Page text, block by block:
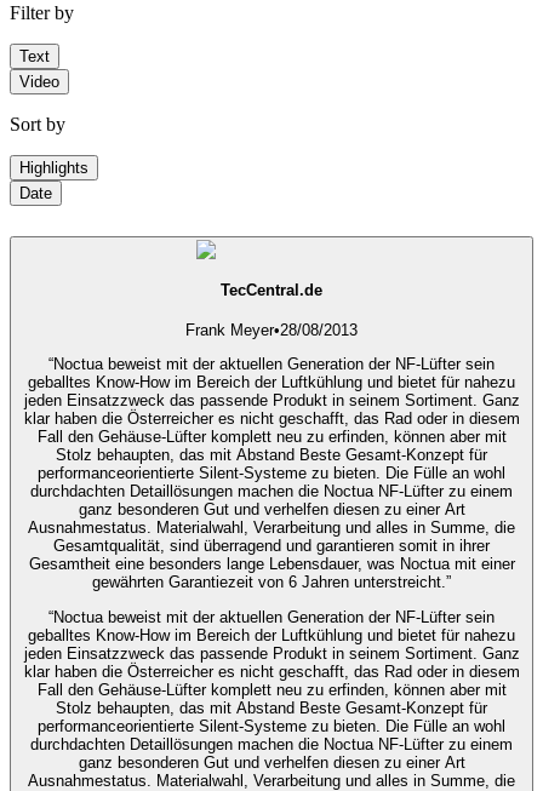
Filter by
Text
Video
Sort by
Highlights
Date
TecCentral.de
Frank Meyer•28/08/2013
“Noctua beweist mit der aktuellen Generation der NF-Lüfter sein
geballtes Know-How im Bereich der Luftkühlung und bietet für nahezu
jeden Einsatzzweck das passende Produkt in seinem Sortiment. Ganz
klar haben die Österreicher es nicht geschafft, das Rad oder in diesem
Fall den Gehäuse-Lüfter komplett neu zu erfinden, können aber mit
Stolz behaupten, das mit Abstand Beste Gesamt-Konzept für
performanceorientierte Silent-Systeme zu bieten. Die Fülle an wohl
durchdachten Detaillösungen machen die Noctua NF-Lüfter zu einem
ganz besonderen Gut und verhelfen diesen zu einer Art
Ausnahmestatus. Materialwahl, Verarbeitung und alles in Summe, die
Gesamtqualität, sind überragend und garantieren somit in ihrer
Gesamtheit eine besonders lange Lebensdauer, was Noctua mit einer
gewährten Garantiezeit von 6 Jahren unterstreicht.”
“Noctua beweist mit der aktuellen Generation der NF-Lüfter sein
geballtes Know-How im Bereich der Luftkühlung und bietet für nahezu
jeden Einsatzzweck das passende Produkt in seinem Sortiment. Ganz
klar haben die Österreicher es nicht geschafft, das Rad oder in diesem
Fall den Gehäuse-Lüfter komplett neu zu erfinden, können aber mit
Stolz behaupten, das mit Abstand Beste Gesamt-Konzept für
performanceorientierte Silent-Systeme zu bieten. Die Fülle an wohl
durchdachten Detaillösungen machen die Noctua NF-Lüfter zu einem
ganz besonderen Gut und verhelfen diesen zu einer Art
Ausnahmestatus. Materialwahl, Verarbeitung und alles in Summe, die